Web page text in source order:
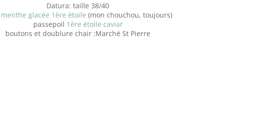
Datura: taille 38/40
menthe glacée 1ère étoile (mon chouchou, toujours)
passepoil 1ère étoile caviar
boutons et doublure chair :Marché St Pierre